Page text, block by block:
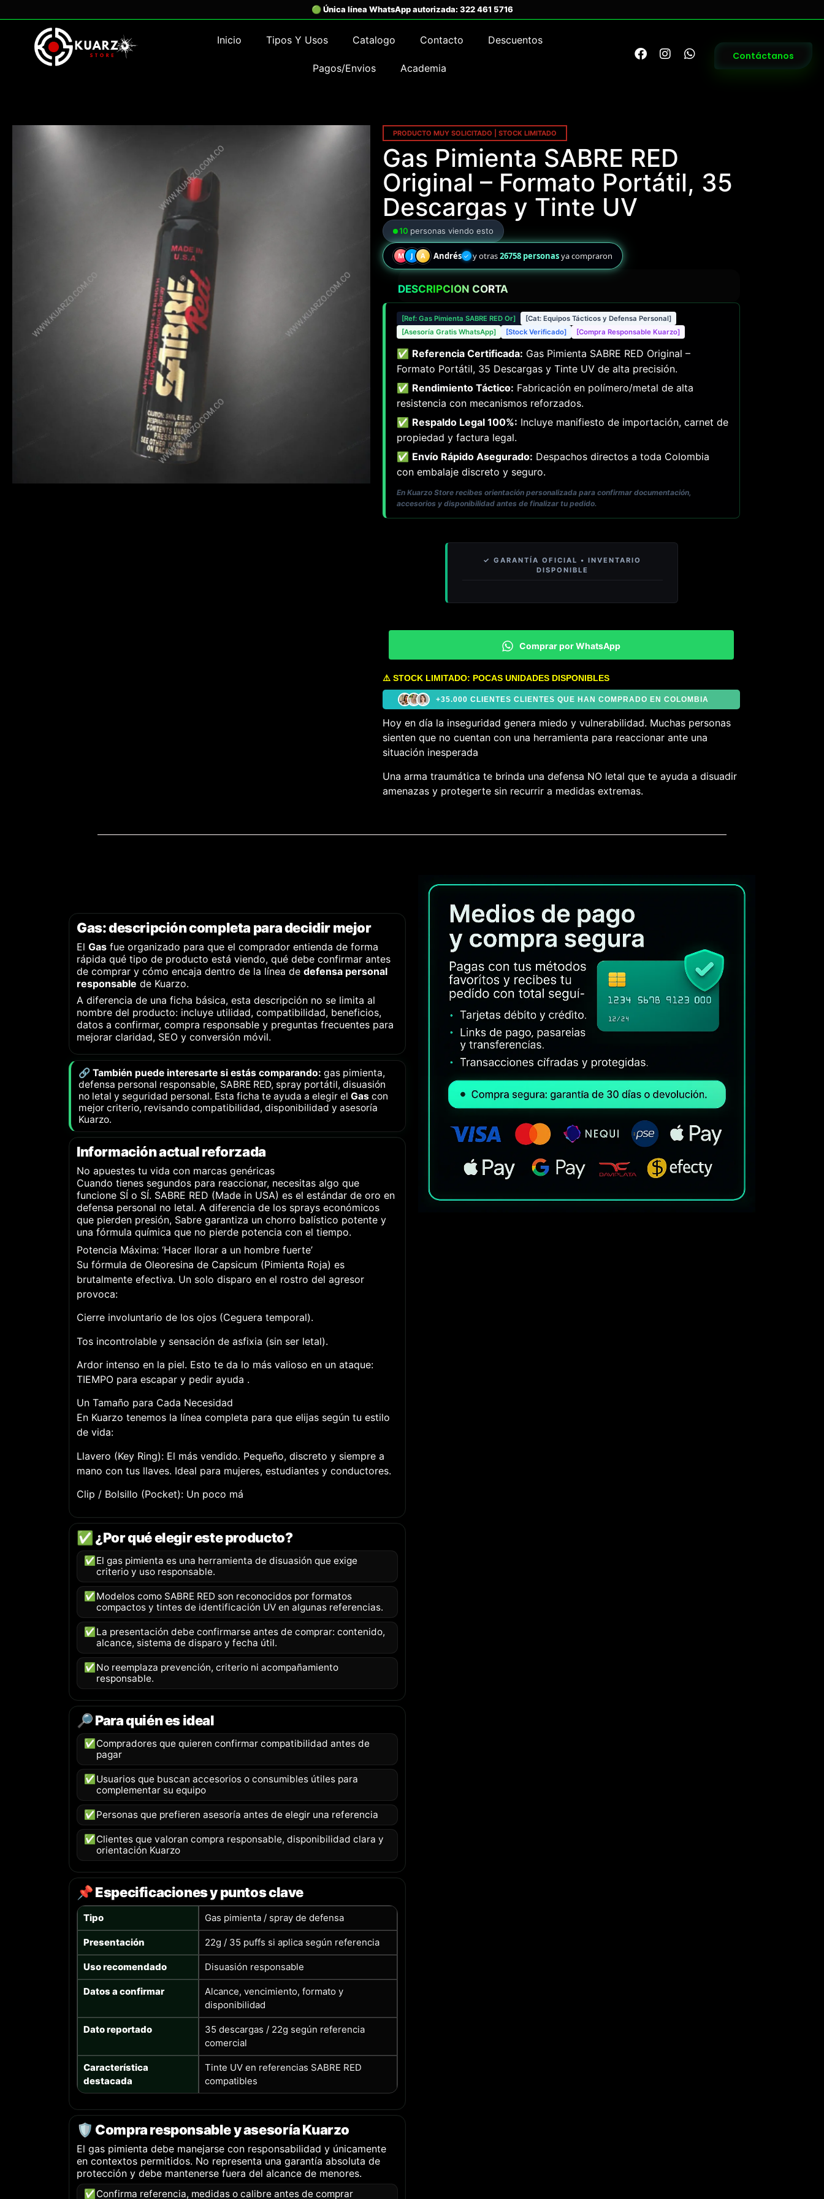
Inicio Tipos Y Usos Catalogo Contacto Descuentos
Pagos/Envios Academia
Contáctanos
PRODUCTO MUY SOLICITADO | STOCK LIMITADO
Gas Pimienta SABRE RED
Original – Formato Portátil, 35
Descargas y Tinte UV
10 personas viendo esto
M J A Andrés ✓ y otras26758 personasya compraron
DESCRIPCIÓN CORTA
[Ref: Gas Pimienta SABRE RED Or]
[Cat: Equipos Tácticos y Defensa Personal]
[Asesoría Gratis WhatsApp]
[Stock Verificado] [Compra Responsable Kuarzo]
✅ Referencia Certificada: Gas Pimienta SABRE RED Original –
Formato Portátil, 35 Descargas y Tinte UV de alta precisión.
✅ Rendimiento Táctico: Fabricación en polímero/metal de alta
resistencia con mecanismos reforzados.
✅ Respaldo Legal 100%: Incluye manifiesto de importación, carnet de
propiedad y factura legal.
✅ Envío Rápido Asegurado: Despachos directos a toda Colombia
con embalaje discreto y seguro.
En Kuarzo Store recibes orientación personalizada para confirmar documentación,
accesorios y disponibilidad antes de finalizar tu pedido.
Comprar por WhatsApp
⚠️ STOCK LIMITADO: POCAS UNIDADES DISPONIBLES
+35.000 CLIENTES CLIENTES QUE HAN COMPRADO EN COLOMBIA
Hoy en día la inseguridad genera miedo y vulnerabilidad. Muchas personas
sienten que no cuentan con una herramienta para reaccionar ante una
situación inesperada
Una arma traumática te brinda una defensa NO letal que te ayuda a disuadir
amenazas y protegerte sin recurrir a medidas extremas.
Gas: descripción completa para decidir mejor
El Gas fue organizado para que el comprador entienda de forma
rápida qué tipo de producto está viendo, qué debe confirmar antes
de comprar y cómo encaja dentro de la línea de defensa personal
responsable de Kuarzo.
A diferencia de una ficha básica, esta descripción no se limita al
nombre del producto: incluye utilidad, compatibilidad, beneficios,
datos a confirmar, compra responsable y preguntas frecuentes para
mejorar claridad, SEO y conversión móvil.
🔗 También puede interesarte si estás comparando: gas pimienta,
defensa personal responsable, SABRE RED, spray portátil, disuasión
no letal y seguridad personal. Esta ficha te ayuda a elegir el Gas con
mejor criterio, revisando compatibilidad, disponibilidad y asesoría
Kuarzo.
Información actual reforzada
No apuestes tu vida con marcas genéricas
Cuando tienes segundos para reaccionar, necesitas algo que
funcione SÍ o SÍ. SABRE RED (Made in USA) es el estándar de oro en
defensa personal no letal. A diferencia de los sprays económicos
que pierden presión, Sabre garantiza un chorro balístico potente y
una fórmula química que no pierde potencia con el tiempo.
Potencia Máxima: ‘Hacer llorar a un hombre fuerte’
Su fórmula de Oleoresina de Capsicum (Pimienta Roja) es
brutalmente efectiva. Un solo disparo en el rostro del agresor
provoca:
Cierre involuntario de los ojos (Ceguera temporal).
Tos incontrolable y sensación de asfixia (sin ser letal).
Ardor intenso en la piel. Esto te da lo más valioso en un ataque:
TIEMPO para escapar y pedir ayuda .
Un Tamaño para Cada Necesidad
En Kuarzo tenemos la línea completa para que elijas según tu estilo
de vida:
Llavero (Key Ring): El más vendido. Pequeño, discreto y siempre a
mano con tus llaves. Ideal para mujeres, estudiantes y conductores.
Clip / Bolsillo (Pocket): Un poco má
✅ ¿Por qué elegir este producto?
✅ El gas pimienta es una herramienta de disuasión que exige
criterio y uso responsable.
✅ Modelos como SABRE RED son reconocidos por formatos
compactos y tintes de identificación UV en algunas referencias.
✅ La presentación debe confirmarse antes de comprar: contenido,
alcance, sistema de disparo y fecha útil.
✅ No reemplaza prevención, criterio ni acompañamiento
responsable.
🔎 Para quién es ideal
✅ Compradores que quieren confirmar compatibilidad antes de
pagar
✅ Usuarios que buscan accesorios o consumibles útiles para
complementar su equipo
✅ Personas que prefieren asesoría antes de elegir una referencia
✅ Clientes que valoran compra responsable, disponibilidad clara y
orientación Kuarzo
📌 Especificaciones y puntos clave
Tipo Gas pimienta / spray de defensa
Presentación 22g / 35 puffs si aplica según referencia
Uso recomendado Disuasión responsable
Datos a confirmar
Alcance, vencimiento, formato y
disponibilidad
Dato reportado
35 descargas / 22g según referencia
comercial
Característica
destacada
Tinte UV en referencias SABRE RED
compatibles
🛡️ Compra responsable y asesoría Kuarzo
El gas pimienta debe manejarse con responsabilidad y únicamente
en contextos permitidos. No representa una garantía absoluta de
protección y debe mantenerse fuera del alcance de menores.
✅ Confirma referencia, medidas o calibre antes de comprar